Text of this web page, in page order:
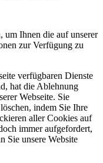
um Ihnen die auf unserer
zur Verfügung zu
verfügbaren Dienste
hat die Ablehnung
Webseite. Sie
indem Sie Ihre
aller Cookies auf
immer aufgefordert,
Sie unsere Website